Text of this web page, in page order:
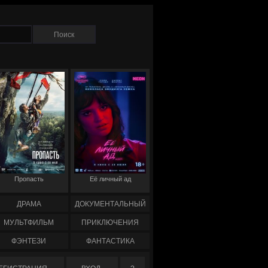
Пропасть Её личный ад
ДРАМА ДОКУМЕНТАЛЬНЫЙ
МУЛЬТФИЛЬМ ПРИКЛЮЧЕНИЯ
ФЭНТЕЗИ ФАНТАСТИКА